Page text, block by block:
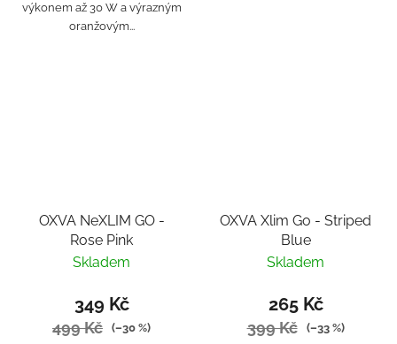
výkonem až 30 W a výrazným
oranžovým...
OXVA NeXLIM GO -
Rose Pink
Skladem
349 Kč
499 Kč (–30 %)
OXVA Xlim Go - Striped
Blue
Skladem
265 Kč
399 Kč (–33 %)